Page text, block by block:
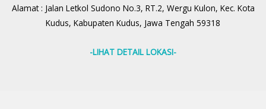
Alamat : Jalan Letkol Sudono No.3, RT.2, Wergu Kulon, Kec. Kota
Kudus, Kabupaten Kudus, Jawa Tengah 59318
-LIHAT DETAIL LOKASI-